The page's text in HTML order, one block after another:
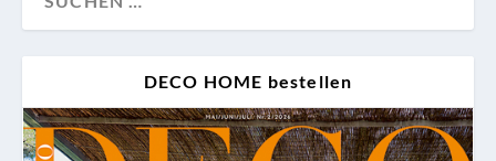
DECO HOME bestellen